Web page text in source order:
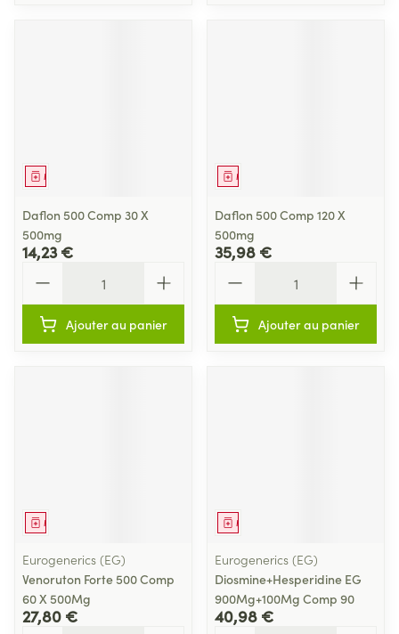
Médicament
Daflon 500 Comp 30 X
500mg
14,23 €
Ajouter au panier
Médicament
Daflon 500 Comp 120 X
500mg
35,98 €
Ajouter au panier
Médicament
Eurogenerics (EG)
Venoruton Forte 500 Comp
60 X 500Mg
27,80 €
Médicament
Eurogenerics (EG)
Diosmine+Hesperidine EG
900Mg+100Mg Comp 90
40,98 €